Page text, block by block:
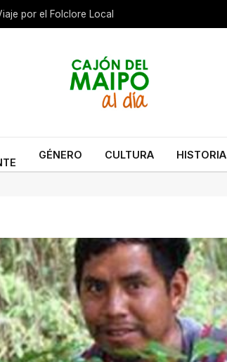
por el Folclore Local
GÉNERO CULTURA HISTORIA